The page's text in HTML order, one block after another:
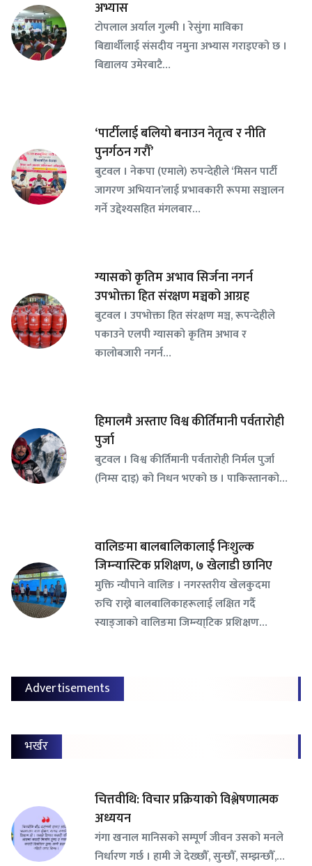
अभ्यास
टोपलाल अर्याल गुल्मी । रेसुंगा माविका
बिद्यार्थीलाई संसदीय नमुना अभ्यास गराइएको छ ।
बिद्यालय उमेरबाटै…
‘पार्टीलाई बलियो बनाउन नेतृत्व र नीति
पुनर्गठन गरौँ’
बुटवल । नेकपा (एमाले) रुपन्देहीले ‘मिसन पार्टी
जागरण अभियान’लाई प्रभावकारी रूपमा सञ्चालन
गर्ने उद्देश्यसहित मंगलबार…
ग्यासको कृतिम अभाव सिर्जना नगर्न
उपभोक्ता हित संरक्षण मञ्चको आग्रह
बुटवल । उपभोक्ता हित संरक्षण मञ्च, रूपन्देहीले
पकाउने एलपी ग्यासको कृतिम अभाव र
कालोबजारी नगर्न…
हिमालमै अस्ताए विश्व कीर्तिमानी पर्वतारोही
पुर्जा
बुटवल । विश्व कीर्तिमानी पर्वतारोही निर्मल पुर्जा
(निम्स दाइ) को निधन भएको छ । पाकिस्तानको…
वालिङमा बालबालिकालाई निःशुल्क
जिम्न्यास्टिक प्रशिक्षण, ७ खेलाडी छानिए
​मुक्ति न्यौपाने वालिङ । नगरस्तरीय खेलकुदमा
रुचि राख्ने बालबालिकाहरूलाई लक्षित गर्दै
स्याङ्जाको वालिङमा जिम्न्या्टिक प्रशिक्षण…
Advertisements
भर्खर
चित्तवीथि: विचार प्रक्रियाको विश्लेषणात्मक
अध्ययन
गंगा खनाल मानिसको सम्पूर्ण जीवन उसको मनले
निर्धारण गर्छ । हामी जे देख्छौँ, सुन्छौँ, सम्झन्छौँ,…